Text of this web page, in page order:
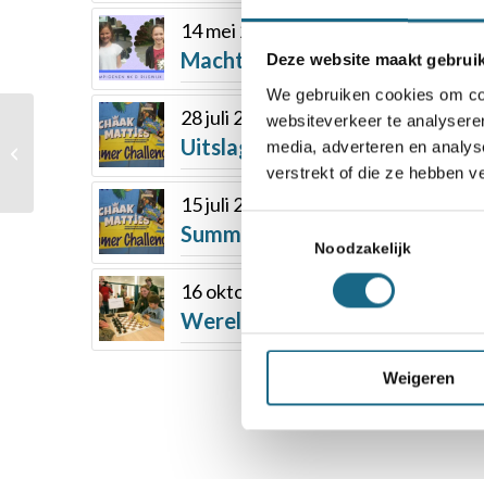
Deze website maakt
We gebruiken cookies om
websiteverkeer te
media, adverteren en
verstrekt of die ze hebben
Noodzakelijk
Weigeren
14 mei 2018
Machteld en Stella
28 juli 2020
Uitslag Summer Challenge #3
15 juli 2020
Summer Challenge #1: de
16 oktober 2017
Wereldschaakdag 14 oktober
Nederlandse teams
winnen opnieuw